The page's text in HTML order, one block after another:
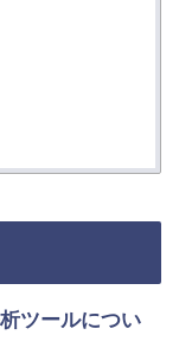
ツールについ